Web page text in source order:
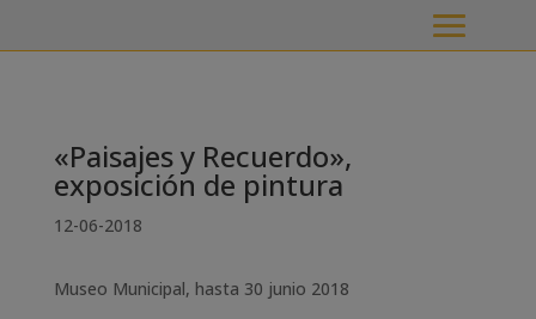
«Paisajes y Recuerdo»,
exposición de pintura
12-06-2018
Museo Municipal, hasta 30 junio 2018